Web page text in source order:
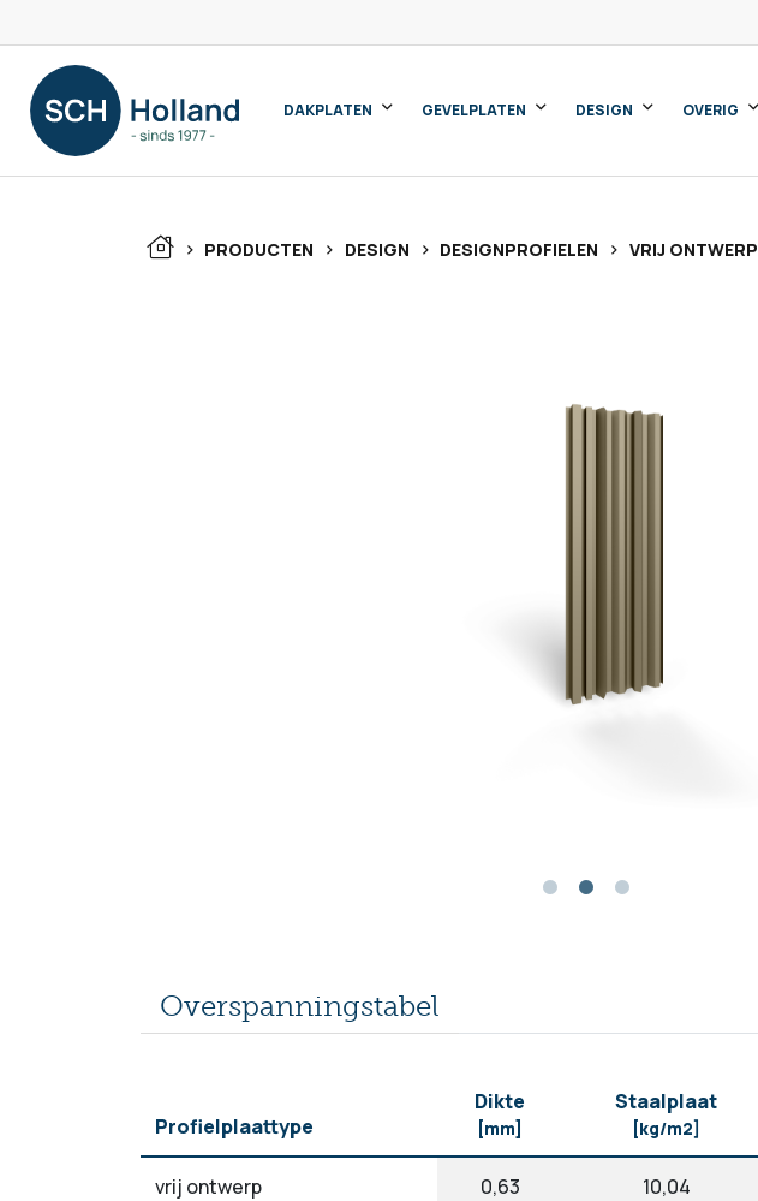
DAKPLATEN GEVELPLATEN DESIGN OVERIG
> PRODUCTEN > DESIGN > DESIGNPROFIELEN > VRIJ ONTWERP
Overspanningstabel
Profielplaattype
Dikte
[mm]
Staalplaat
[kg/m2]
vrij ontwerp 0,63 10,04